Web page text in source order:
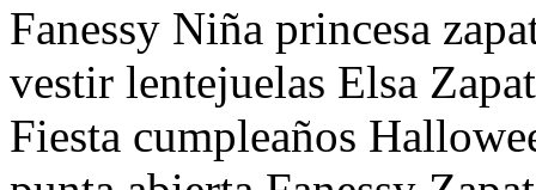
Fanessy Niña princesa
vestir lentejuelas Elsa
Fiesta cumpleaños